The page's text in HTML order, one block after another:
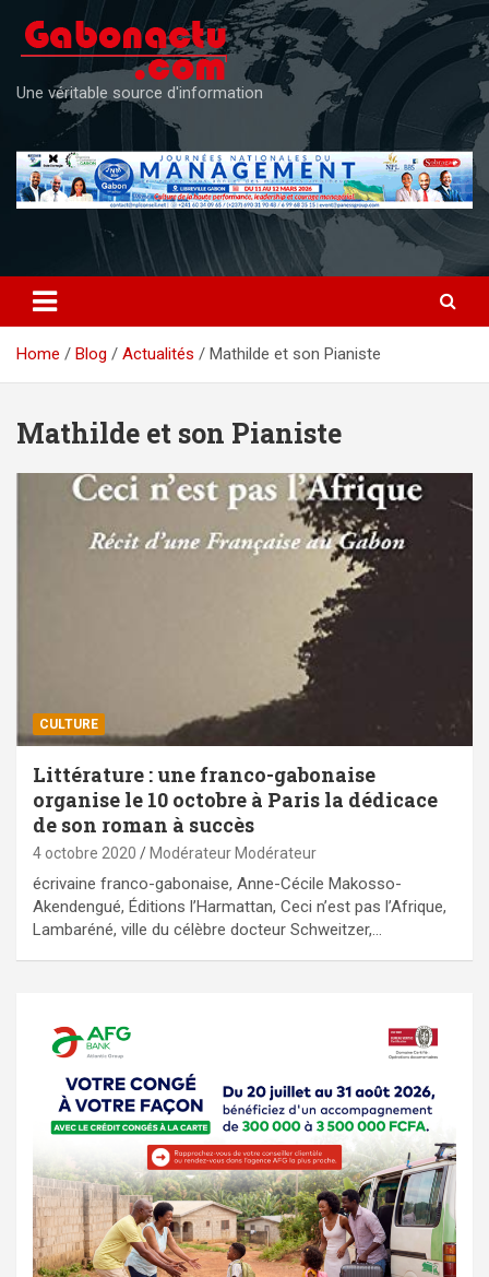
content
Une véritable source d'information
Home Blog Actualités Mathilde et son Pianiste
Mathilde et son Pianiste
CULTURE
Littérature : une franco-gabonaise
organise le 10 octobre à Paris la dédicace
de son roman à succès
4 octobre 2020 Modérateur Modérateur
écrivaine franco-gabonaise, Anne-Cécile Makosso-
Akendengué, Éditions l’Harmattan, Ceci n’est pas l’Afrique,
Lambaréné, ville du célèbre docteur Schweitzer,…